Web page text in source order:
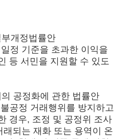
개정법률안
정 기준을 초과한 이익을
등 서민을 지원할 수 있도
공정화에 관한 법률안
공정 거래행위를 방지하고
경우, 조정 및 공정위 조사
래되는 재화 또는 용역이 온